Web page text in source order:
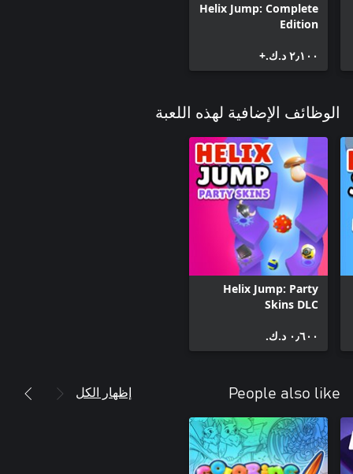
Helix Jump: Complete
Edition
٢٫١٠٠ د.ك.‏+
الوظائف الإضافية لهذه اللعبة
Helix Jump: Party
Skins DLC
٠٫٦٠٠ د.ك.‏
People also like إظهار الكل